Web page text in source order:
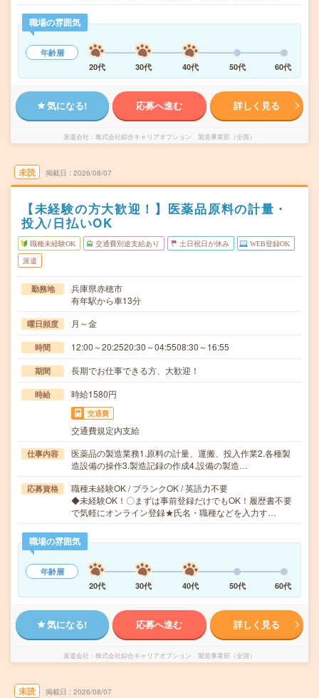
職場の雰囲気
年齢層
20代
30代 40代 50代 60代
気になる! 応募へ進む 詳しく見る
派遣会社 株式会社綜合キャリアオプション 製造事業部（全国）
未読 掲載日 2026/08/07
【未経験の方大歓迎！】医薬品原料の計量・
投入/日払いOK
職種未経験OK 交通費別途支給あり 土日祝日が休み WEB登録OK
派遣
勤務地
兵庫県赤穂市
有年駅から車13分
曜日頻度 月～金
時間 12:00～20:2520:30～04:5508:30～16:55
期間 長期でお仕事できる方、大歓迎！
時給 時給1580円
交通費
交通費規定内支給
仕事内容
医薬品の製造業務1.原料の計量、運搬、投入作業2.各種製
造設備の操作3.製造記録の作成4.設備の製造…
応募資格
職種未経験OK / ブランクOK / 英語力不要
◆未経験OK！〇まずは事前登録だけでもOK！履歴書不要
で気軽にオンライン登録★氏名・職種などを入力す…
職場の雰囲気
年齢層
20代
30代 40代 50代 60代
気になる! 応募へ進む 詳しく見る
派遣会社 株式会社綜合キャリアオプション 製造事業部（全国）
未読 掲載日 2026/08/07